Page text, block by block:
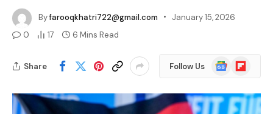
Byfarooqkhatri722@gmail.com
January 15, 2026
0
17 6 Mins Read
Share Follow Us
Google
News
Flipboard